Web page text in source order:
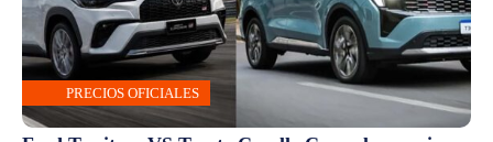
PRECIOS OFICIALES